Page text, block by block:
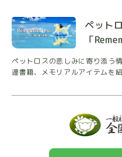
ペット
「
ペットロスの悲しみに寄り添う
連書籍、メモリアルアイテムを紹